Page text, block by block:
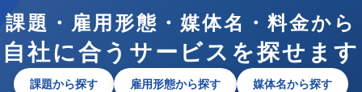
課題・雇用形態・媒体名・料金から
自社に合うサービスを探せます
課題から探す 雇用形態から探す 媒体名から探す